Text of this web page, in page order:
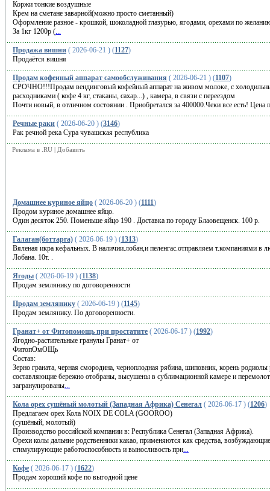
Коржи тонкие воздушные
Крем на сметане заварной(можно просто сметанный)
Оформление разное - крошкой, шоколадной глазурью, ягодами, орехами по
За 1кг 1200р (...
Продажа вишни ( 2026-06-21 ) (1127)
Продаётся вишня
Продам кофеиный аппарат самообслуживания ( 2026-06-21 ) (1107)
СРОЧНО!!!Продам вендинговый кофейный аппарат на живом молоке, с
расходниками ( кофе 4 кг, стаканы, сахар...) , камера, в связи с переездом
Почти новый, в отличном состоянии . Приобретался за 400000.Чеки все есть!
Речные раки ( 2026-06-20 ) (3146)
Рак речной река Сура чувашская республика
Реклама в .RU | Добавить
Домашнее куриное яйцо ( 2026-06-20 ) (1111)
Продом куриное домашнее яйцо.
Один десяток 250. Поменьше яйцо 190 . Доставка по городу Блаовещенск. 100 р.
Галаган(боттарга) ( 2026-06-19 ) (1313)
Вяленая икра кефальных. В наличии.лобан,и пеленгас.отправляем т.компаниями в
Лобана. 10т. .
Ягоды ( 2026-06-19 ) (1138)
Продам землянику по договоренности
Продам землянику ( 2026-06-19 ) (1145)
Продам землянику. По договоренности.
Гранат+ от Фитопомощь при простатите ( 2026-06-17 ) (1992)
Ягодно-растительные гранулы Гранат+ от
ФитопОмОЩь
Состав:
Зерно граната, черная смородина, черноплодная рябина, шиповник, корень
составляющие бережно отобраны, высушены в сублимационной камере и
загранулированы...
Кола орех сушёный молотый (Западная Африка) Сенегал ( 2026-06-17 ) (1206)
Предлагаем орех Кола NOIX DE COLA (GOOROO)
(сушёный, молотый)
Производство российской компании в: Республика Сенегал (Западная Африка).
Орехи колы дальние родственники какао, применяются как средства,
стимулирующие работоспособность и выносливость при...
Кофе ( 2026-06-17 ) (1622)
Продам хороший кофе по выгодной цене